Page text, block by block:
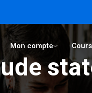
Mon compte Cours
in Sign up